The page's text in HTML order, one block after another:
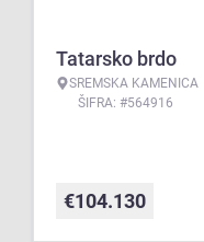
Tatarsko brdo
SREMSKA KAMENICA
ŠIFRA: #564916
€104.130